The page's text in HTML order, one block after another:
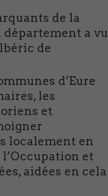
de la
a vu
de
d’Eure
les
et
localement en
et
aidées en cela